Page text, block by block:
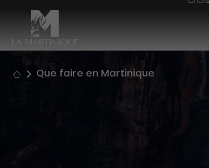
Accueil
Que faire en Martinique